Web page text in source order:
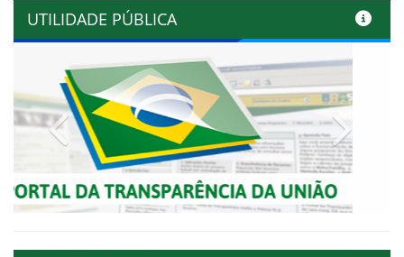
UTILIDADE PÚBLICA
Previous